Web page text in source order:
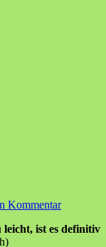
Kommentar
leicht, ist es definitiv